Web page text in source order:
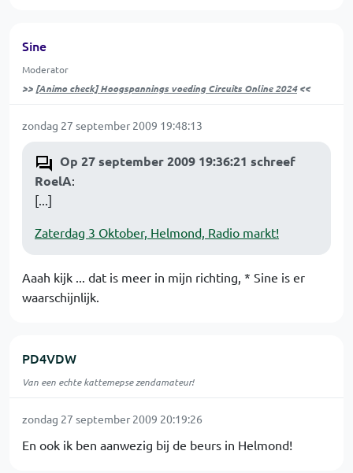
Sine
Moderator
>> [Animo check] Hoogspannings voeding Circuits Online 2024<<
zondag 27 september 2009 19:48:13
Op 27 september 2009 19:36:21 schreef
RoelA:
[...]
Zaterdag 3 Oktober, Helmond, Radio markt!
Aaah kijk ... dat is meer in mijn richting, * Sine is er
waarschijnlijk.
PD4VDW
Van een echte kattemepse zendamateur!
zondag 27 september 2009 20:19:26
En ook ik ben aanwezig bij de beurs in Helmond!